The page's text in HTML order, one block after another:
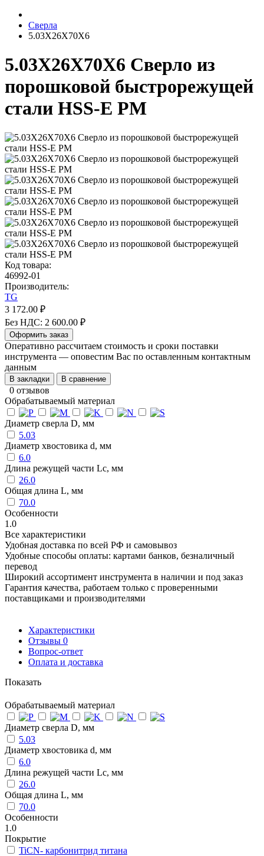
Сверла
5.03X26X70X6
5.03X26X70X6 Сверло из
порошковой быстрорежущей
стали HSS-E PM
Код товара:
46992-01
Производитель:
TG
3 172.00 ₽
Без НДС: 2 600.00 ₽
Оформить заказ
Оперативно рассчитаем стоимость и сроки поставки
инструмента — оповестим Вас по оставленным контактным
данным
В закладки В сравнение
0 отзывов
Обрабатываемый материал
Диаметр сверла D, мм
5.03
Диаметр хвостовика d, мм
6.0
Длина режущей части Lc, мм
26.0
Общая длина L, мм
70.0
Особенности
1.0
Все характеристики
Удобная доставка по всей РФ и самовывоз
Удобные способы оплаты: картами банков, безналичный
перевод
Широкий ассортимент инструмента в наличии и под заказ
Гарантия качества, работаем только с проверенными
поставщиками и производителями
Характеристики
Отзывы 0
Вопрос-ответ
Оплата и доставка
Показать
Обрабатываемый материал
Диаметр сверла D, мм
5.03
Диаметр хвостовика d, мм
6.0
Длина режущей части Lc, мм
26.0
Общая длина L, мм
70.0
Особенности
1.0
Покрытие
TiCN- карбонитрид титана